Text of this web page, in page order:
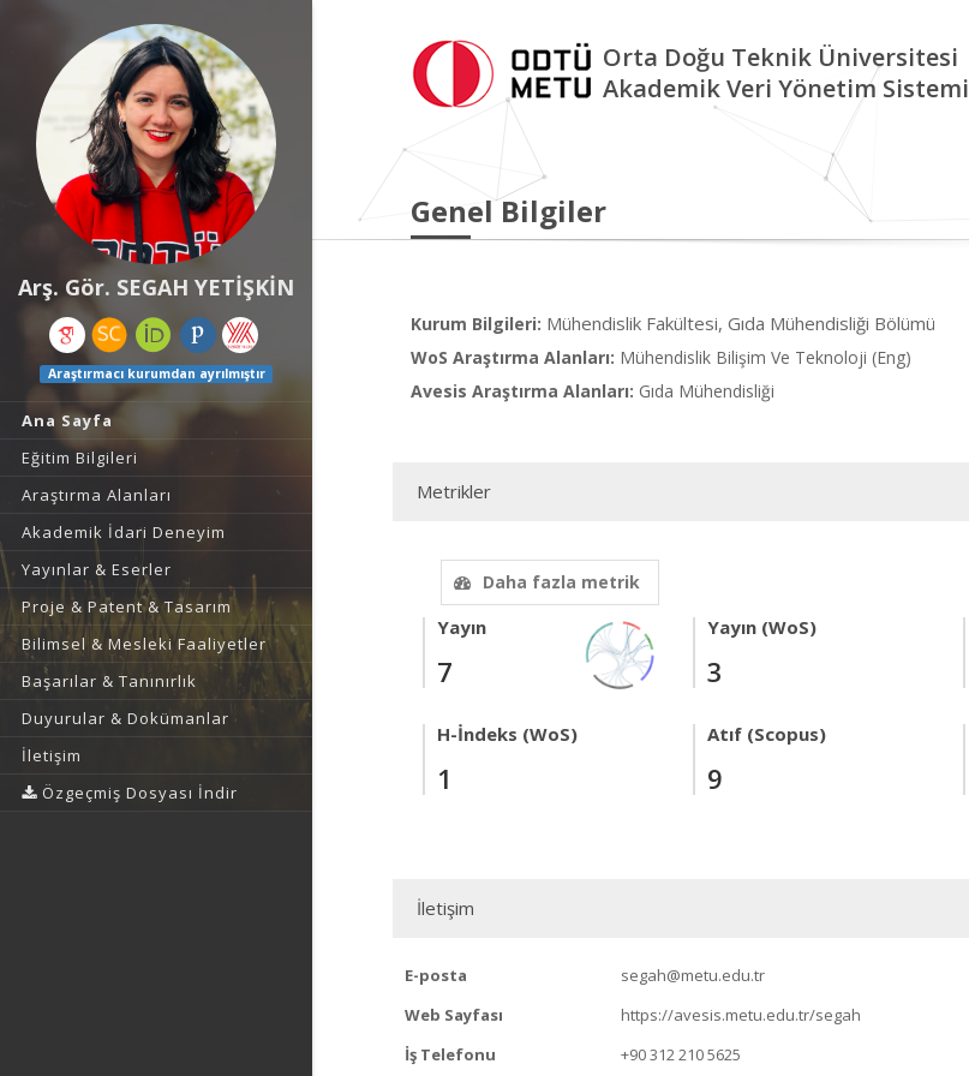
Arş. Gör. SEGAH YETİŞKİN
Araştırmacı kurumdan ayrılmıştır
Ana Sayfa
Eğitim Bilgileri
Araştırma Alanları
Akademik İdari Deneyim
Yayınlar & Eserler
Proje & Patent & Tasarım
Bilimsel & Mesleki Faaliyetler
Başarılar & Tanınırlık
Duyurular & Dokümanlar
İletişim
Özgeçmiş Dosyası İndir
Orta Doğu Teknik Üniversitesi
Akademik Veri Yönetim Sistemi
Genel Bilgiler
Kurum Bilgileri: Mühendislik Fakültesi, Gıda Mühendisliği Bölümü
WoS Araştırma Alanları: Mühendislik Bilişim Ve Teknoloji (Eng)
Avesis Araştırma Alanları: Gıda Mühendisliği
Metrikler
Daha fazla metrik
Yayın
7
Yayın (WoS)
3
H-İndeks (WoS)
1
Atıf (Scopus)
9
İletişim
E-posta
segah@metu.edu.tr
Web Sayfası
https://avesis.metu.edu.tr/segah
İş Telefonu
+90 312 210 5625